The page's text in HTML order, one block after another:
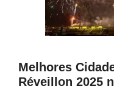
Melhores
Réveillon 2025